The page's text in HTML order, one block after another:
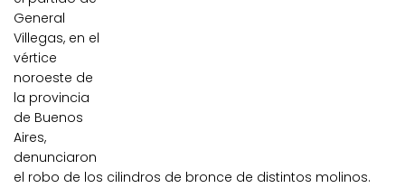
General
Villegas, en el
vértice
noroeste de
la provincia
de Buenos
Aires,
denunciaron
el robo de los cilindros de bronce de distintos molinos.